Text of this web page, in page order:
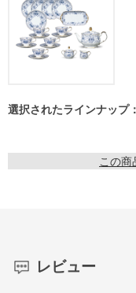
選択されたラインナップ
この商
レビュー